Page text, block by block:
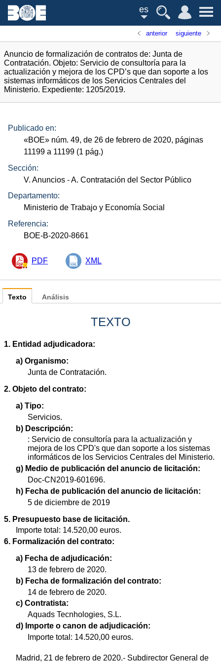
es
anterior siguiente
Anuncio de formalización de contratos de: Junta de
Contratación. Objeto: Servicio de consultoría para la
actualización y mejora de los CPD’s que dan soporte a los
sistemas informáticos de los Servicios Centrales del
Ministerio. Expediente: 1205/2019.
Publicado en:
«BOE» núm. 49, de 26 de febrero de 2020, páginas
11199 a 11199 (1 pág.)
Sección:
V. Anuncios - A. Contratación del Sector Público
Departamento:
Ministerio de Trabajo y Economía Social
Referencia:
BOE-B-2020-8661
PDF XML
Texto
TEXTO
1. Entidad adjudicadora:
a) Organismo:
Junta de Contratación.
2. Objeto del contrato:
a) Tipo:
Servicios.
b) Descripción:
: Servicio de consultoría para la actualización y
mejora de los CPD's que dan soporte a los sistemas
informáticos de los Servicios Centrales del Ministerio.
g) Medio de publicación del anuncio de licitación:
Doc-CN2019-601696.
h) Fecha de publicación del anuncio de licitación:
5 de diciembre de 2019
5. Presupuesto base de licitación.
Importe total: 14.520,00 euros.
6. Formalización del contrato:
a) Fecha de adjudicación:
13 de febrero de 2020.
b) Fecha de formalización del contrato:
14 de febrero de 2020.
c) Contratista:
Aquads Tecnhologies, S.L.
d) Importe o canon de adjudicación:
Importe total: 14.520,00 euros.
Madrid, 21 de febrero de 2020.- Subdirector General de
Análisis